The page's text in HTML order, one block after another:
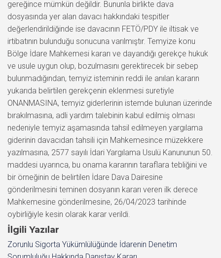
gereğince mümkün değildir. Bununla birlikte dava
dosyasında yer alan davacı hakkındaki tespitler
değerlendirildiğinde ise davacının FETÖ/PDY ile iltisak ve
irtibatının bulunduğu sonucuna varılmıştır. Temyize konu
Bölge İdare Mahkemesi kararı ve dayandığı gerekçe hukuk
ve usule uygun olup, bozulmasını gerektirecek bir sebep
bulunmadığından, temyiz isteminin reddi ile anılan kararın
yukarıda belirtilen gerekçenin eklenmesi suretiyle
ONANMASINA, temyiz giderlerinin istemde bulunan üzerinde
bırakılmasına, adli yardım talebinin kabul edilmiş olması
nedeniyle temyiz aşamasında tahsil edilmeyen yargılama
giderinin davacıdan tahsili için Mahkemesince müzekkere
yazılmasına, 2577 sayılı İdari Yargılama Usulü Kanununun 50.
maddesi uyarınca, bu onama kararının taraflara tebliğini ve
bir örneğinin de belirtilen İdare Dava Dairesine
gönderilmesini teminen dosyanın kararı veren ilk derece
Mahkemesine gönderilmesine, 26/04/2023 tarihinde
oybirliğiyle kesin olarak karar verildi.
İlgili Yazılar
Zorunlu Sigorta Yükümlülüğünde İdarenin Denetim